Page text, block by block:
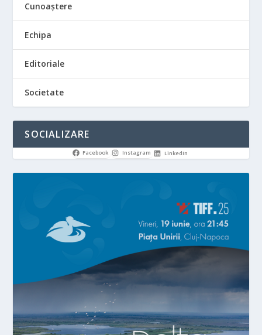
Cunoaștere
Echipa
Editoriale
Societate
SOCIALIZARE
Facebook Instagram LinkedIn